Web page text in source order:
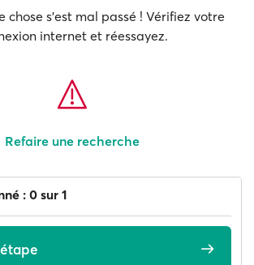
chose s'est mal passé ! Vérifiez votre
internet et réessayez.
Refaire une recherche
: 0 sur 1